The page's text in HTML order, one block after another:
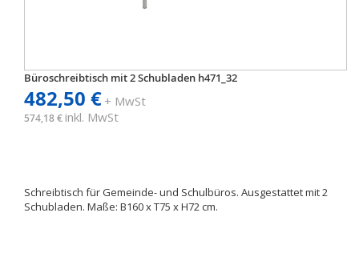
Büroschreibtisch mit 2 Schubladen h471_32
482,50 €+ MwSt
574,18 € inkl. MwSt
Schreibtisch für Gemeinde- und Schulbüros. Ausgestattet mit 2
Schubladen. Maße: B160 x T75 x H72 cm.